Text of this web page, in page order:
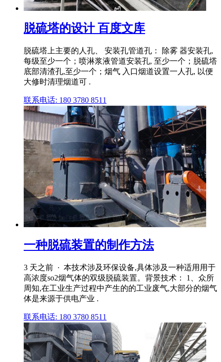
脱硫塔的设计 百度文库
脱硫塔上主要的人孔、 安装孔管道孔： 除雾 器安装孔,
每级至少一个；喷淋浆液管道安装孔, 至少一个；脱硫塔
底部清渣孔,至少一个；烟气 入口烟道设置一人孔, 以便
大修时清理烟道可 .
联系电话: 180 3780 8511
一种脱硫装置的制作方法
3 天之前 · 本技术涉及环保设备,具体涉及一种适用用于
高浓度so2烟气体的双级脱硫装置。背景技术： 1、众所
周知,在工业生产过程中产生的的工业废气,大部分的烟气
体是来源于供电产业 .
联系电话: 180 3780 8511